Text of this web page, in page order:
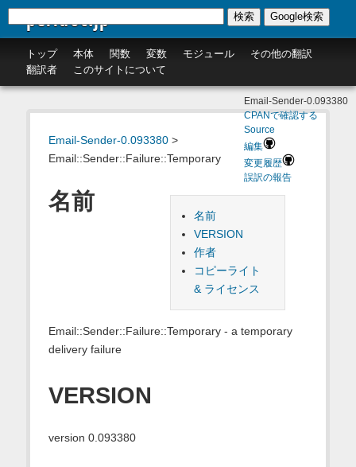
perldoc.jp
トップ 本体 関数 変数 モジュール
その他の翻訳
翻訳者
このサイトについて
検索 Google検索
Email-Sender-0.093380>
Email::Sender::Failure::Temporary
Email-Sender-0.093380
CPANで確認する
Source
編集
変更履歴
誤訳の報告
名前
VERSION
作者
コピーライト
& ライセンス
名前
Email::Sender::Failure::Temporary - a temporary
delivery failure
VERSION
version 0.093380